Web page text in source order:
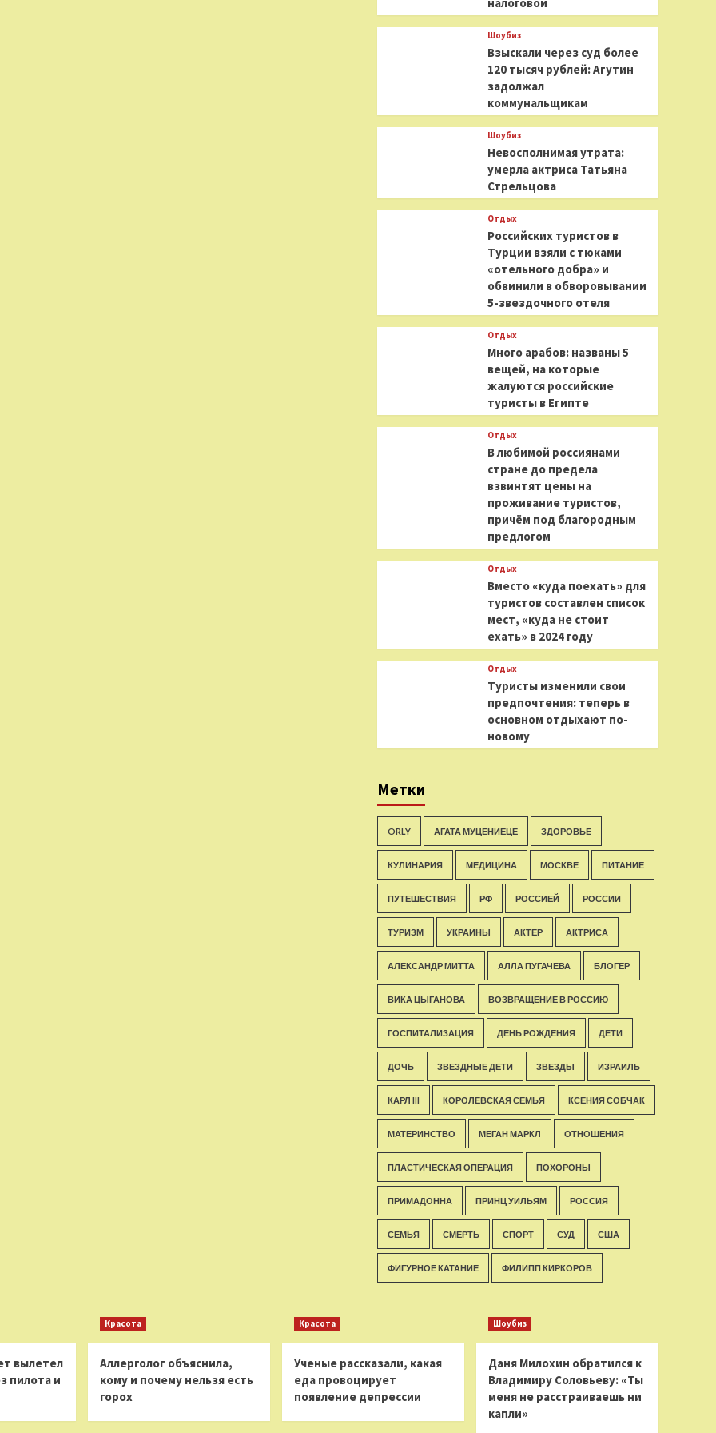
Шоубиз
Взыскали через суд более
120 тысяч рублей: Агутин
задолжал
коммунальщикам
Шоубиз
Невосполнимая утрата:
умерла актриса Татьяна
Стрельцова
Отдых
Российских туристов в
Турции взяли с тюками
«отельного добра» и
обвинили в обворовывании
5-звездочного отеля
Отдых
Много арабов: названы 5
вещей, на которые
жалуются российские
туристы в Египте
Отдых
В любимой россиянами
стране до предела
взвинтят цены на
проживание туристов,
причём под благородным
предлогом
Отдых
Вместо «куда поехать» для
туристов составлен список
мест, «куда не стоит
ехать» в 2024 году
Отдых
Туристы изменили свои
предпочтения: теперь в
основном отдыхают по-
новому
Метки
ORLY АГАТА МУЦЕНИЕЦЕ ЗДОРОВЬЕ
КУЛИНАРИЯ МЕДИЦИНА МОСКВЕ ПИТАНИЕ
ПУТЕШЕСТВИЯ РФ РОССИЕЙ РОССИИ
ТУРИЗМ УКРАИНЫ АКТЕР АКТРИСА
АЛЕКСАНДР МИТТА АЛЛА ПУГАЧЕВА БЛОГЕР
ВИКА ЦЫГАНОВА ВОЗВРАЩЕНИЕ В РОССИЮ
ГОСПИТАЛИЗАЦИЯ ДЕНЬ РОЖДЕНИЯ ДЕТИ
ДОЧЬ ЗВЕЗДНЫЕ ДЕТИ ЗВЕЗДЫ ИЗРАИЛЬ
КАРЛ III КОРОЛЕВСКАЯ СЕМЬЯ КСЕНИЯ СОБЧАК
МАТЕРИНСТВО МЕГАН МАРКЛ ОТНОШЕНИЯ
ПЛАСТИЧЕСКАЯ ОПЕРАЦИЯ ПОХОРОНЫ
ПРИМАДОННА ПРИНЦ УИЛЬЯМ РОССИЯ
СЕМЬЯ СМЕРТЬ СПОРТ СУД США
ФИГУРНОЕ КАТАНИЕ ФИЛИПП КИРКОРОВ
вылетел
пилота и
Красота
Аллерголог объяснила,
кому и почему нельзя есть
горох
Красота
Ученые рассказали, какая
еда провоцирует
появление депрессии
Шоубиз
Даня Милохин обратился к
Владимиру Соловьеву: «Ты
меня не расстраиваешь ни
капли»